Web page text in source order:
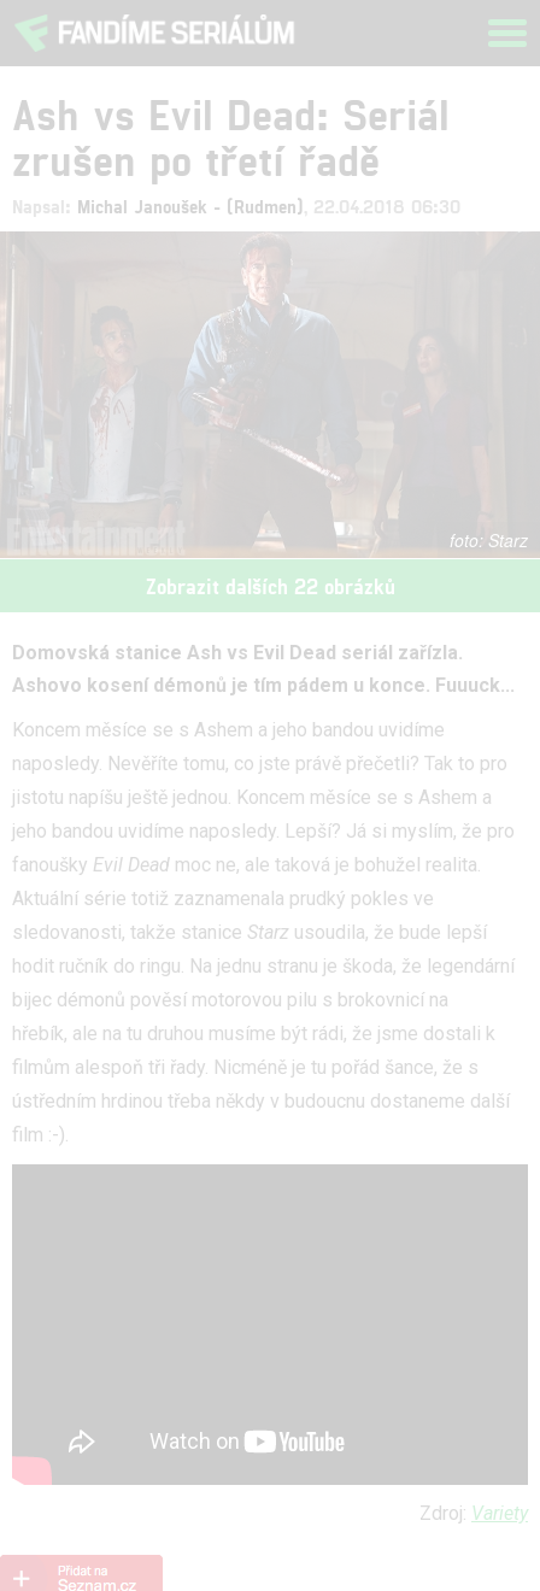
Ash vs Evil Dead: Seriál
zrušen po třetí řadě
Napsal: Michal Janoušek - (Rudmen) , 22.04.2018 06:30
Starz
Zobrazit dalších 22 obrázků
Domovská stanice Ash vs Evil Dead seriál zařízla.
Ashovo kosení démonů je tím pádem u konce. Fuuuck...
Koncem měsíce se s Ashem a jeho bandou uvidíme
naposledy. Nevěříte tomu, co jste právě přečetli? Tak to pro
jistotu napíšu ještě jednou. Koncem měsíce se s Ashem a
jeho bandou uvidíme naposledy. Lepší? Já si myslím, že pro
fanoušky Evil Dead moc ne, ale taková je bohužel realita.
Aktuální série totiž zaznamenala prudký pokles ve
sledovanosti, takže stanice Starz usoudila, že bude lepší
hodit ručník do ringu. Na jednu stranu je škoda, že legendární
bijec démonů pověsí motorovou pilu s brokovnicí na
hřebík, ale na tu druhou musíme být rádi, že jsme dostali k
filmům alespoň tři řady. Nicméně je tu pořád šance, že s
ústředním hrdinou třeba někdy v budoucnu dostaneme další
film :-).
Zdroj: Variety